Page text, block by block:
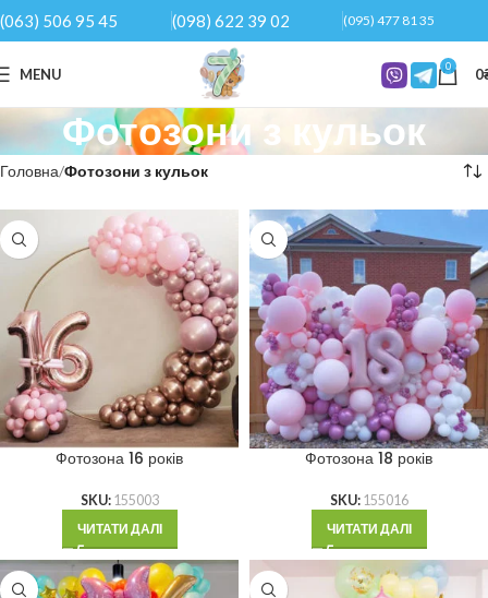
(063) 506 95 45 (098) 622 39 02 (095) 477 81 35
MENU 0 0
Фотозони з кульок
Головна Фотозони з кульок
Фотозона 16 років
SKU: 155003
ЧИТАТИ ДАЛІ
Фотозона 18 років
SKU: 155016
ЧИТАТИ ДАЛІ